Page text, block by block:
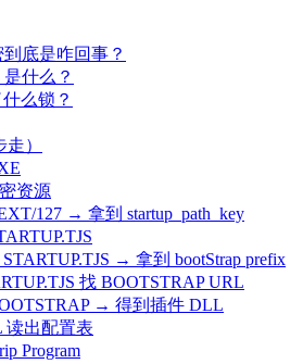
底是咋回事？
什么？
么锁？
）
资源
127 → 拿到 startup_path_key
STARTUP.TJS → 拿到 bootStrap prefix
找 BOOTSTRAP URL
→ 得到插件 DLL
读出配置表
Program